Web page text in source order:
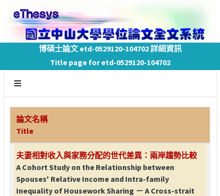
博碩士論文 etd-0529120-104702 詳細資訊
Title page for etd-0529120-104702
論文名稱
Title
夫妻相對收入與家務分配的世代差異：兩岸趨勢比較
A Cohort Study on the Relationship between
Spouses' Relative Income and Intra-family
Inequality of Housework Sharing － A Cross-strait